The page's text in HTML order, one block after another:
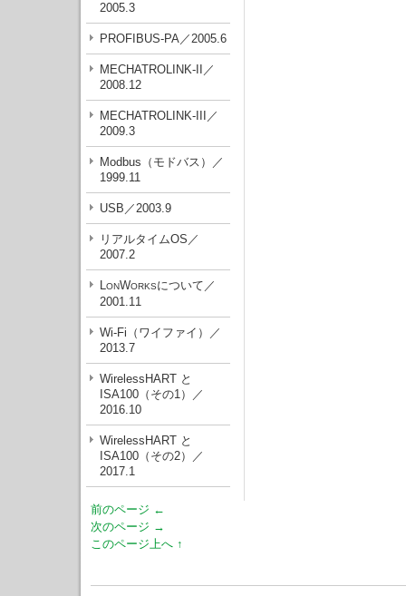
2005.3
PROFIBUS-PA／2005.6
MECHATROLINK-
／
2008.12
MECHATROLINK-
／
2009.3
Modbus（モドバス）／
1999.11
USB／2003.9
リアルタイムOS／
2007.2
LONWORKSについて／
2001.11
Wi-Fi（ワイファイ）／
2013.7
WirelessHART と
ISA100（その1）／
2016.10
WirelessHART と
ISA100（その2）／
2017.1
前のページ ←
次のページ →
このページ上へ ↑